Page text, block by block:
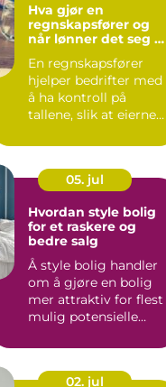
Hva gjør en
regnskapsfører og
når lønner det seg å
En regnskapsfører
hjelper bedrifter med
å ha kontroll på
tallene, slik at eierne
05. jul
Hvordan style bolig
for et raskere og
bedre salg
Å style bolig handler
om å gjøre en bolig
mer attraktiv for flest
mulig potensielle
02. jul